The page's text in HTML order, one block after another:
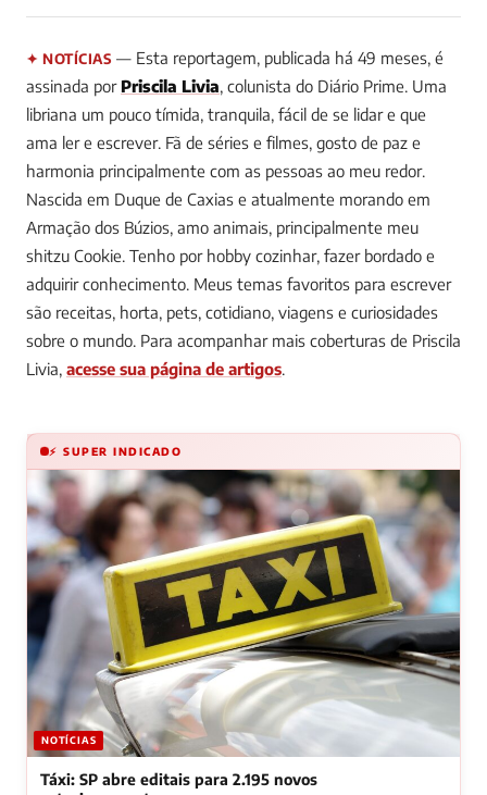
✦ NOTÍCIAS — Esta reportagem, publicada há 49 meses, é
assinada por Priscila Livia, colunista do Diário Prime. Uma
libriana um pouco tímida, tranquila, fácil de se lidar e que
ama ler e escrever. Fã de séries e filmes, gosto de paz e
harmonia principalmente com as pessoas ao meu redor.
Nascida em Duque de Caxias e atualmente morando em
Armação dos Búzios, amo animais, principalmente meu
shitzu Cookie. Tenho por hobby cozinhar, fazer bordado e
adquirir conhecimento. Meus temas favoritos para escrever
são receitas, horta, pets, cotidiano, viagens e curiosidades
sobre o mundo. Para acompanhar mais coberturas de Priscila
Livia, acesse sua página de artigos.
⚡ SUPER INDICADO
NOTÍCIAS
Táxi: SP abre editais para 2.195 novos